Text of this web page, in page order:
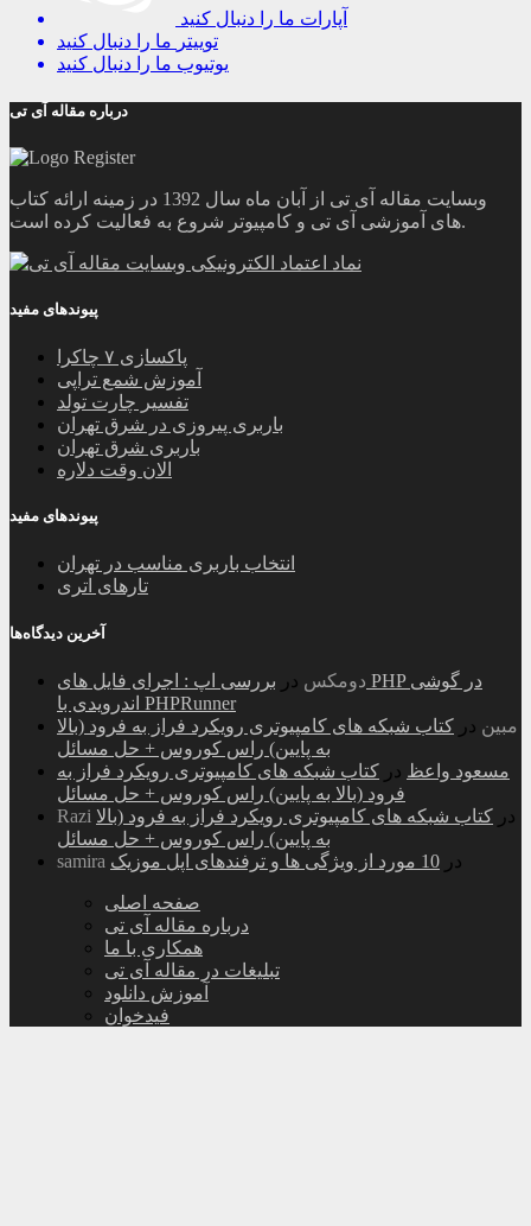
آپارات ما را دنبال کنید
توییتر ما را دنبال کنید
یوتیوب ما را دنبال کنید
درباره مقاله آی تی
وبسایت مقاله آی تی از آبان ماه سال 1392 در زمینه ارائه کتاب
های آموزشی آی تی و کامپیوتر شروع به فعالیت کرده است.
پیوندهای مفید
پاکسازی ۷ چاکرا
آموزش شمع تراپی
تفسیر چارت تولد
باربری پیروزی در شرق تهران
باربری شرق تهران
الان وقت دلاره
پیوندهای مفید
انتخاب باربری مناسب در تهران
تارهای اتری
آخرین دیدگاه‌ها
دومکس در بررسی اپ : اجرای فایل های PHP در گوشی
اندرویدی با PHPRunner
مبین در کتاب شبکه های کامپیوتری رویکرد فراز به فرود (بالا
به پایین) راس کوروس + حل مسائل
مسعود واعظ در کتاب شبکه های کامپیوتری رویکرد فراز به
فرود (بالا به پایین) راس کوروس + حل مسائل
Razi
در کتاب شبکه های کامپیوتری رویکرد فراز به فرود (بالا
به پایین) راس کوروس + حل مسائل
samira
در 10 مورد از ویژگی ها و ترفندهای اپل موزیک
صفحه اصلی
درباره مقاله آی تی
همکاری با ما
تبلیغات در مقاله آی تی
آموزش دانلود
فیدخوان